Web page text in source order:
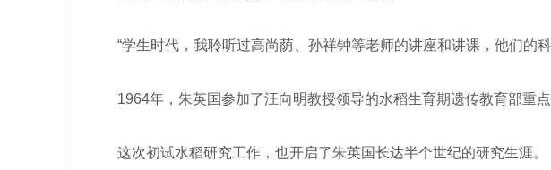
“学生时代，我聆听过高尚荫、孙祥钟等老师的讲座和讲课，他们的
1964年，朱英国参加了汪向明教授领导的水稻生育期遗传教育部重点
这次初试水稻研究工作，也开启了朱英国长达半个世纪的研究生涯。